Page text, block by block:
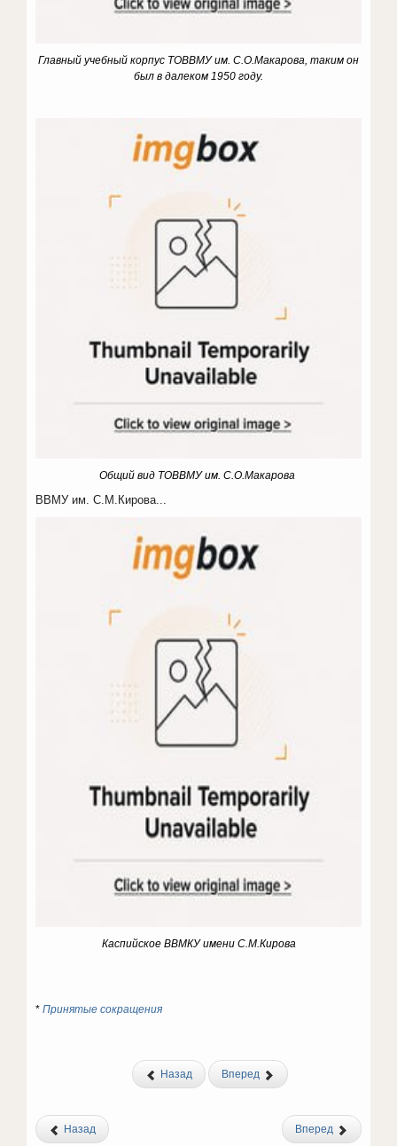
Главный учебный корпус ТОВВМУ им. С.О.Макарова, таким он
был в далеком 1950 году.
Общий вид ТОВВМУ им. С.О.Макарова
ВВМУ им. С.М.Кирова...
Каспийское ВВМКУ имени С.М.Кирова
*Принятые сокращения
Назад Вперед
Назад Вперед